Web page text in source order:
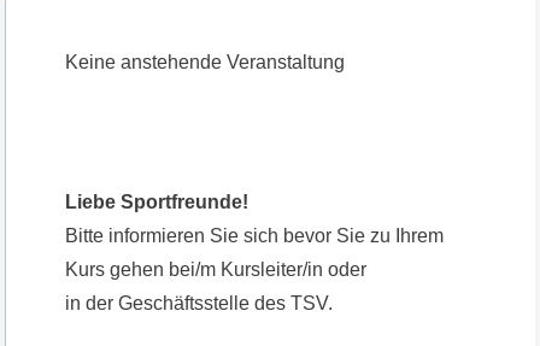
Keine anstehende Veranstaltung
Liebe Sportfreunde!
Bitte informieren Sie sich bevor Sie zu Ihrem
Kurs gehen bei/m Kursleiter/in oder
in der Geschäftsstelle des TSV.